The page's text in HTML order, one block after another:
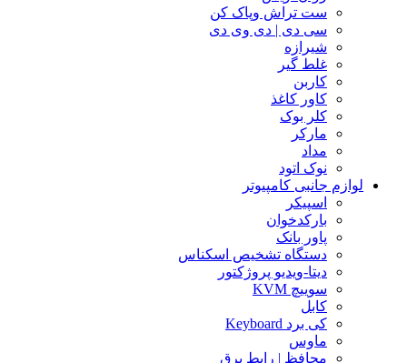
ست تراش وپاک کن
سی دی | دی وی دی
شیرازه
غلط گیر
کاربن
کاور کاغذ
کلر بوک
مارکر
مداد
نوک اتود
لوازم جانبی کامپیوتر
اسپیکر
بارکدخوان
پاور بانک
دستگاه تشخیص اسکناس
دیتا-ویدیو پروژکتور
سوییچ KVM
کابل
کی برد Keyboard
ماوس
محافظ | رابط برق